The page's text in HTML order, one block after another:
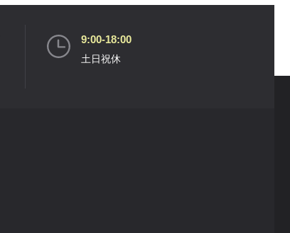
9:00-18:00
土日祝休